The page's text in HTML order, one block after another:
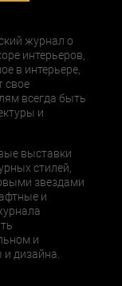
журнал о
интерьеров,
в интерьере,
свое
всегда быть
и
выставки
стилей,
звездами
и
и
и дизайна.